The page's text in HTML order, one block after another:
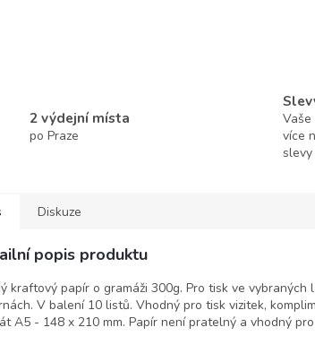
2 výdejní místa
po Praze
Vaše
více
Diskuze
popis produktu
kraftový papír o gramáži 300g. Pro tisk ve vybraných
V balení 10 listů. Vhodný pro tisk vizitek,
A5 - 148 x 210 mm. Papír není pratelný a vhodný